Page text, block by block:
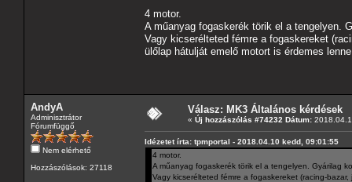
4 motor.
A műanyag fogaskerék törik el a tengelyen.
Vagy kicserélteted fémre a fogaskereket
ülőlap hátulját emelő motort is érdemes
AndyA
Adminisztrátor
Fórumfüggő
Nem elérhető
Hozzászólások: 27118
Válasz: MK3 Általános kérdések
« Új hozzászólás #74232 Dátum:
Idézetet írta: tpmportal - 2018.04.10 kedd, 09:01:55
4 motor.
A műanyag fogaskerék törik el a tengelyen. Gyárilag
Vagy kicserélteted fémre a fogaskereket (racing-